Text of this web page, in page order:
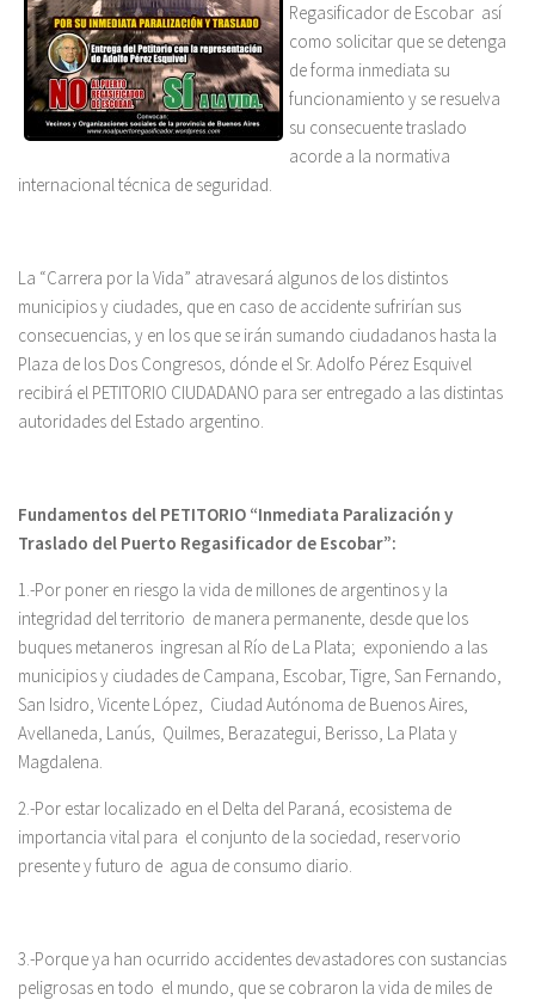
Regasificador de Escobar así
como solicitar que se detenga
de forma inmediata su
funcionamiento y se resuelva
su consecuente traslado
acorde a la normativa
internacional técnica de seguridad.
La “Carrera por la Vida” atravesará algunos de los distintos
municipios y ciudades, que en caso de accidente sufrirían sus
consecuencias, y en los que se irán sumando ciudadanos hasta la
Plaza de los Dos Congresos, dónde el Sr. Adolfo Pérez Esquivel
recibirá el PETITORIO CIUDADANO para ser entregado a las distintas
autoridades del Estado argentino.
Fundamentos del PETITORIO “Inmediata Paralización y
Traslado del Puerto Regasificador de Escobar”:
1.-Por poner en riesgo la vida de millones de argentinos y la
integridad del territorio de manera permanente, desde que los
buques metaneros ingresan al Río de La Plata; exponiendo a las
municipios y ciudades de Campana, Escobar, Tigre, San Fernando,
San Isidro, Vicente López, Ciudad Autónoma de Buenos Aires,
Avellaneda, Lanús, Quilmes, Berazategui, Berisso, La Plata y
Magdalena.
2.-Por estar localizado en el Delta del Paraná, ecosistema de
importancia vital para el conjunto de la sociedad, reservorio
presente y futuro de agua de consumo diario.
3.-Porque ya han ocurrido accidentes devastadores con sustancias
peligrosas en todo el mundo, que se cobraron la vida de miles de